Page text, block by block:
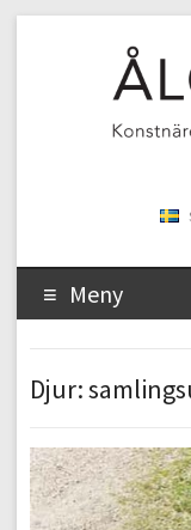
Meny
Djur: